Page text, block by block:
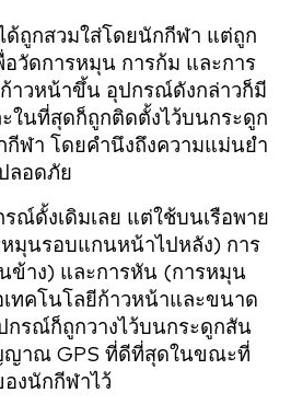
ถูกสวมใส่โดยนักกีฬา แต่ถูก
อวัดการหมุน การก้ม และการ
ก้าวหน้าขึ้น อุปกรณ์ดังกล่าวก็มี
ในที่สุดก็ถูกติดตั้งไว้บนกระดูก
ฬา โดยคำนึงถึงความแม่นยำ
ลอดภัย
ณ์ดั้งเดิมเลย แต่ใช้บนเรือพาย
มุนรอบแกนหน้าไปหลัง) การ
ข้าง) และการหัน (การหมุน
ทคโนโลยีก้าวหน้าและขนาด
กรณ์ก็ถูกวางไว้บนกระดูกสัน
ญาณ GPS ที่ดีที่สุดในขณะที่
งนักกีฬาไว้